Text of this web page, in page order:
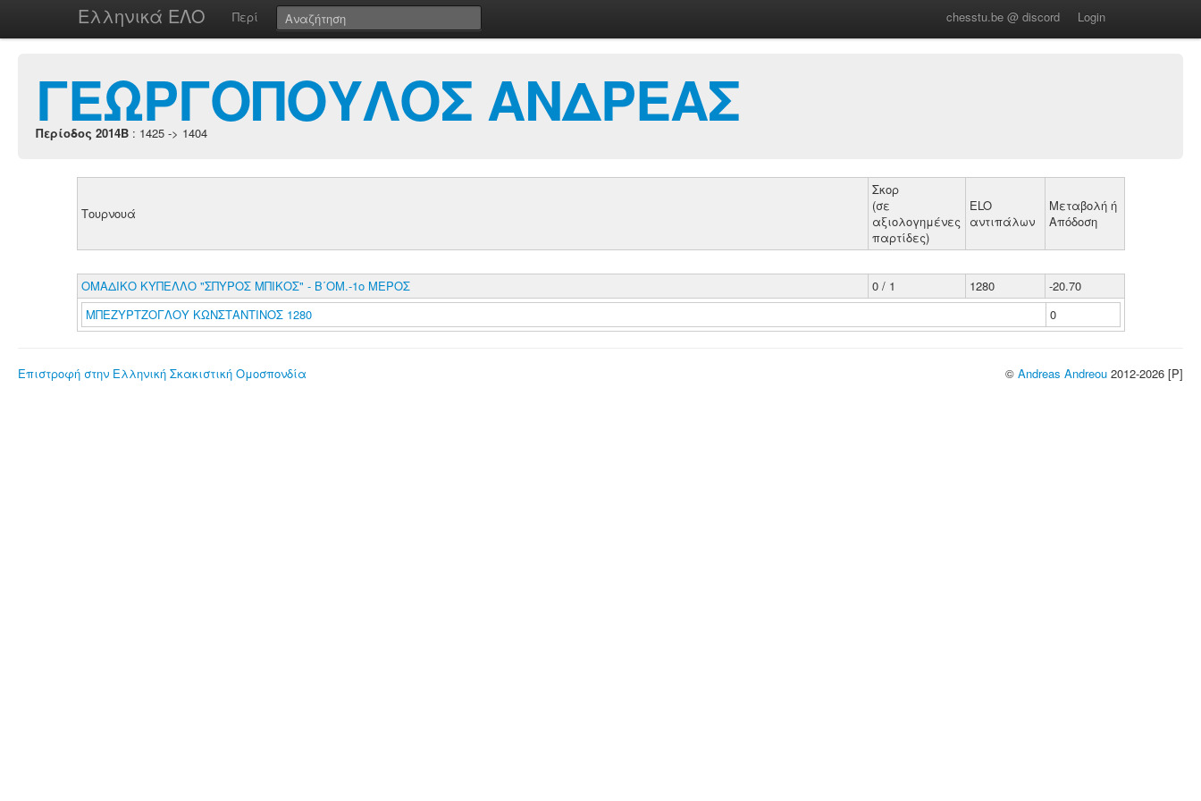
Ελληνικά ΕΛΟ Περί chesstu.be @ discord Login
ΓΕΩΡΓΟΠΟΥΛΟΣ ΑΝΔΡΕΑΣ
Περίοδος 2014B : 1425 -> 1404
Τουρνουά
Σκορ
(σε
αξιολογημένες
παρτίδες)
ELO
αντιπάλων
Μεταβολή ή
Απόδοση
ΟΜΑΔΙΚΟ ΚΥΠΕΛΛΟ "ΣΠΥΡΟΣ ΜΠΙΚΟΣ" - Β΄ΟΜ.-1ο ΜΕΡΟΣ 0 / 1 1280
-20.70
ΜΠΕΖΥΡΤΖΟΓΛΟΥ ΚΩΝΣΤΑΝΤΙΝΟΣ 1280
0
Επιστροφή στην Ελληνική Σκακιστική Ομοσπονδία © Andreas Andreou 2012-2026 [P]